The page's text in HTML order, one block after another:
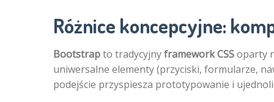
Różnice koncepcyjne:
Bootstrapto tradycyjnyframework CSSoparty
uniwersalne elementy (przyciski, formularze,
podejście przyspiesza prototypowanie i